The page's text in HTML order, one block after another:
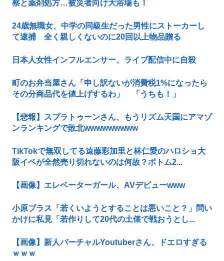
察と薬剤処方…被災者向け大浴場も！
24歳無職女、中学の同級生だった男性にストーカーし
て逮捕 全く親しくないのに20回以上物品贈る
日本人女性インフルエンサー、ライブ配信中に自殺
町のお弁当屋さん「申し訳ないが消費税1%になったら
その分商品代を値上げするわ」 「うちも！」
【悲報】スプラトゥーンさん、もうリズム天国にアマゾ
ンランキングで敗北wwwwwwwww
TikTokで無双してる遠藤彩加里と林仁愛のハロショ大
阪イベが全然売り切れないのは何故？ボトム2...
【画像】エレベーターガール、AVデビューwww
小原ブラス「若くいようとすることは悪いこと？」問い
かけに私見「若作りして20代の土俵で戦おうとし...
【画像】新人バーチャルYoutuberさん、ドエロすぎる
ｗｗｗ